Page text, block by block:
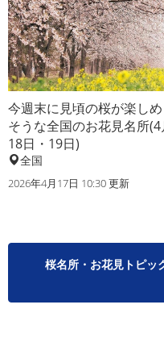
今週末に見頃の桜が楽しめ
そうな全国のお花見名所(4
18日・19日)
全国
2026年4月17日 10:30 更新
桜名所・お花見トピッ